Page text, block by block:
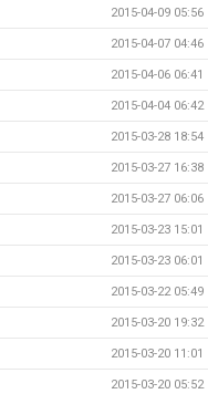
2015-04-09 05:56
2015-04-07 04:46
2015-04-06 06:41
2015-04-04 06:42
2015-03-28 18:54
2015-03-27 16:38
2015-03-27 06:06
2015-03-23 15:01
2015-03-23 06:01
2015-03-22 05:49
2015-03-20 19:32
2015-03-20 11:01
2015-03-20 05:52